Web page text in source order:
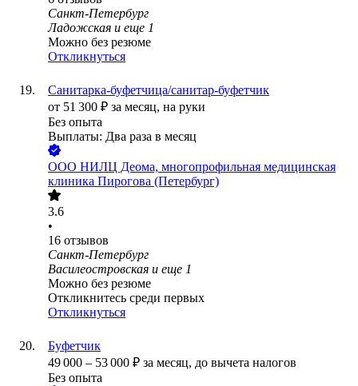
Санкт-Петербург
Ладожская и еще 1
Можно без резюме
Откликнуться
Санитарка-буфетчица/санитар-буфетчик
от 51 300 ₽ за месяц, на руки
Без опыта
Выплаты: Два раза в месяц
ООО НИЛЦ Деома, многопрофильная медицинская
клиника Пирогова (Петербург)
3.6
•
16 отзывов
Санкт-Петербург
Василеостровская и еще 1
Можно без резюме
Откликнитесь среди первых
Откликнуться
Буфетчик
49 000 – 53 000 ₽ за месяц, до вычета налогов
Без опыта